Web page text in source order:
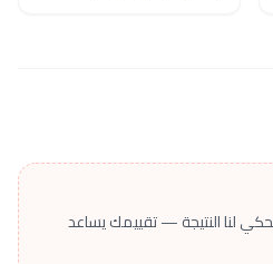
لنا النتيجة — تقييمك يساعد